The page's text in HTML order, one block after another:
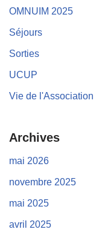
OMNUIM 2025
Séjours
Sorties
UCUP
Vie de l'Association
Archives
mai 2026
novembre 2025
mai 2025
avril 2025